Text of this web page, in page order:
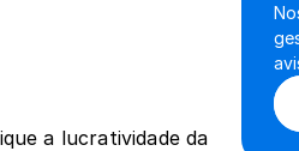
a lucratividade da